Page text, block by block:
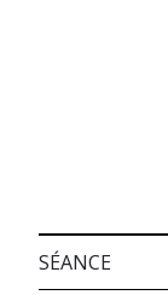
SÉANCE